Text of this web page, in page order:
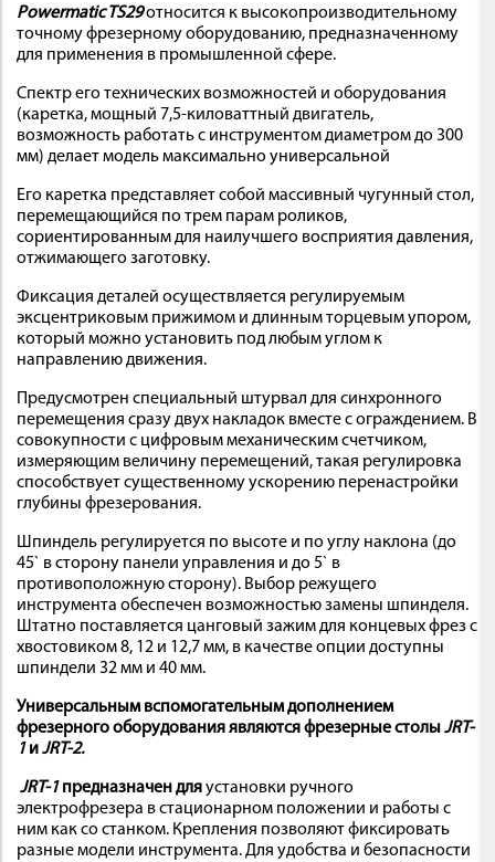
Powermatic TS29относится к высокопроизводительному
точному фрезерному оборудованию, предназначенному
для применения в промышленной сфере.
Спектр его технических возможностей и оборудования
(каретка, мощный 7,5-киловаттный двигатель,
возможность работать с инструментом диаметром до 300
мм) делает модель максимально универсальной
Его каретка представляет собой массивный чугунный стол,
перемещающийся по трем парам роликов,
сориентированным для наилучшего восприятия давления,
отжимающего заготовку.
Фиксация деталей осуществляется регулируемым
эксцентриковым прижимом и длинным торцевым упором,
который можно установить под любым углом к
направлению движения.
Предусмотрен специальный штурвал для синхронного
перемещения сразу двух накладок вместе с ограждением. В
совокупности с цифровым механическим счетчиком,
измеряющим величину перемещений, такая регулировка
способствует существенному ускорению перенастройки
глубины фрезерования.
Шпиндель регулируется по высоте и по углу наклона (до
45` в сторону панели управления и до 5` в
противоположную сторону). Выбор режущего
инструмента обеспечен возможностью замены шпинделя.
Штатно поставляется цанговый зажим для концевых фрез с
хвостовиком 8, 12 и 12,7 мм, в качестве опции доступны
шпиндели 32 мм и 40 мм.
Универсальным вспомогательным дополнением
фрезерного оборудования являются фрезерные столыJRT-
1иJRT-2.
JRT-1предназначен дляустановки ручного
электрофрезера в стационарном положении и работы с
ним как со станком. Крепления позволяют фиксировать
разные модели инструмента. Для удобства и безопасности